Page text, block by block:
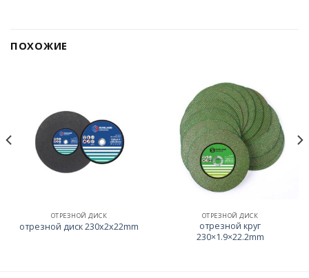
ПОХОЖИЕ
ОТРЕЗНОЙ ДИСК
отрезной диск 230x2x22mm
ОТРЕЗНОЙ ДИСК
отрезной круг
230×1.9×22.2mm